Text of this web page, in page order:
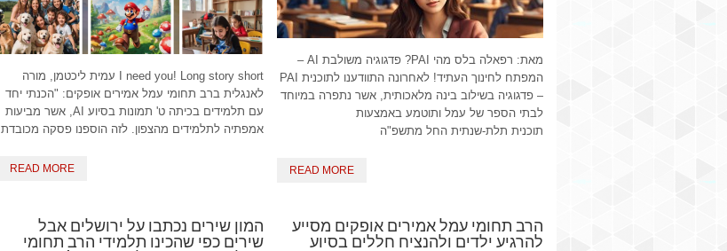
מאת: רפאלה בלס מהי PAI? פדגוגיה משולבת AI –
המפתח לחינוך העתיד! לאחרונה התוודענו לתוכנית PAI
– פדגוגיה בשילוב בינה מלאכותית, אשר נתפרה במיוחד
לבתי הספר של עמל ותוטמע באמצעות
תוכנית תלת-שנתית החל מתשפ"ה
READ MORE
I need you! Long story short עמית ליכטמן, מורה
לאנגלית ברב תחומי עמל אמירים אופקים: "הכנתי יחד
עם תלמידים בכיתה ט' תמונות בסיוע AI, אשר מביעות
אמפתיה לתלמידים מהצפון. לזה הוספנו פסקה מכובדת
READ MORE
הרב תחומי עמל אמירים אופקים מסייע
להרגיע ילדים ולהנציח חללים בסיוע
המון שירים נכתבו על ירושלים אבל
שירים כפי שהכינו תלמידי הרב תחומי